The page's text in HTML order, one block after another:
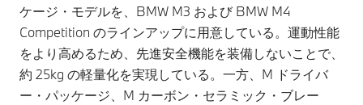
ケージ・モデルを、BMW M3 および BMW M4
Competition のラインアップに用意している。運動性能
をより高めるため、先進安全機能を装備しないことで、
約 25kg の軽量化を実現している。一方、M ドライバ
ー・パッケージ、M カーボン・セラミック・ブレー